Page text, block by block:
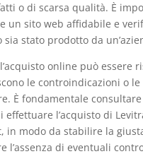
o di scarsa qualità. È
un sito web affidabile e
sia stato prodotto da
online può essere
le controindicazioni o
È fondamentale
effettuare l’acquisto di
in modo da stabilire la
l’assenza di eventuali